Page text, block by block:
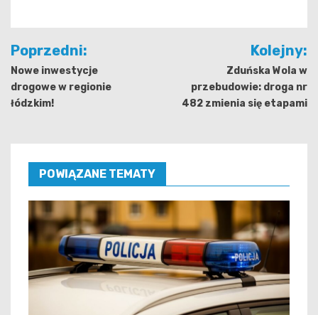
Nawigacja
wpisu
Poprzedni:
Nowe inwestycje
drogowe w regionie
łódzkim!
Kolejny:
Zduńska Wola w
przebudowie: droga nr
482 zmienia się etapami
POWIĄZANE TEMATY